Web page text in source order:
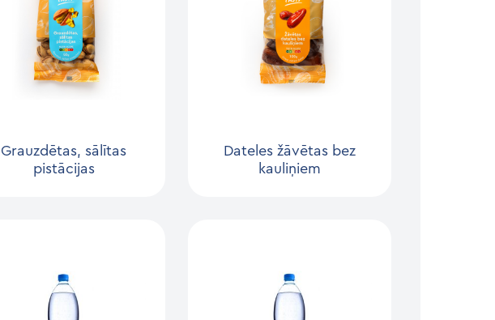
Grauzdētas, sālītas
pistācijas
Dateles žāvētas bez
kauliņiem